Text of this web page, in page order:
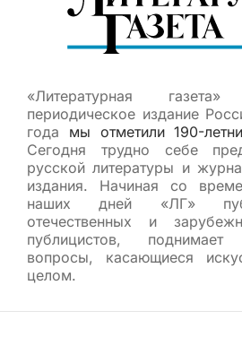
«Литературная
периодическое издание
года мы отметили 190-
Сегодня трудно себе
русской литературы и
издания. Начиная со
наших дней «ЛГ»
отечественных и
публицистов,
вопросы, касающиеся
целом.